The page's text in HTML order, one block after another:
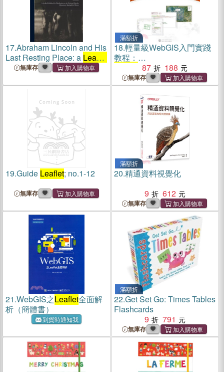
17.Abraham Lincoln and His
Last Resting Place: a Leaflet
Published for Distribution at
Monument, Springfield,
Illinois; copy 1
無庫存
滿額折
18.輕量級WebGIS入門實踐
教程：
+GeoServer+Node‧
js+Postqre SQL完整框架搭
建實例（簡體書）
87 188
無庫存
19.Guide Leaflet; no.1-12
無庫存
滿額折
20.精通資料視覺化
9
612
無庫存
21.WebGIS之Leaflet全面解
析（簡體書）
到貨時通知我
滿額折
22.Get Set Go: Times Tables
Flashcards
9
791
無庫存